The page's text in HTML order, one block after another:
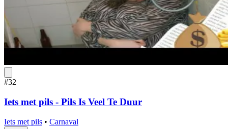
#32
Iets met pils - Pils Is Veel Te Duur
Iets met pils • Carnaval